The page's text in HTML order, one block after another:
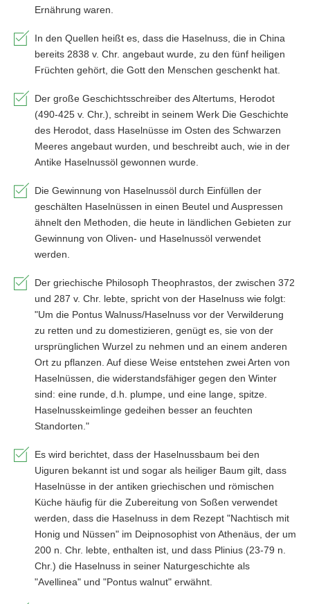
Ernährung waren.
In den Quellen heißt es, dass die Haselnuss, die in China
bereits 2838 v. Chr. angebaut wurde, zu den fünf heiligen
Früchten gehört, die Gott den Menschen geschenkt hat.
Der große Geschichtsschreiber des Altertums, Herodot
(490-425 v. Chr.), schreibt in seinem Werk Die Geschichte
des Herodot, dass Haselnüsse im Osten des Schwarzen
Meeres angebaut wurden, und beschreibt auch, wie in der
Antike Haselnussöl gewonnen wurde.
Die Gewinnung von Haselnussöl durch Einfüllen der
geschälten Haselnüssen in einen Beutel und Auspressen
ähnelt den Methoden, die heute in ländlichen Gebieten zur
Gewinnung von Oliven- und Haselnussöl verwendet
werden.
Der griechische Philosoph Theophrastos, der zwischen 372
und 287 v. Chr. lebte, spricht von der Haselnuss wie folgt:
"Um die Pontus Walnuss/Haselnuss vor der Verwilderung
zu retten und zu domestizieren, genügt es, sie von der
ursprünglichen Wurzel zu nehmen und an einem anderen
Ort zu pflanzen. Auf diese Weise entstehen zwei Arten von
Haselnüssen, die widerstandsfähiger gegen den Winter
sind: eine runde, d.h. plumpe, und eine lange, spitze.
Haselnusskeimlinge gedeihen besser an feuchten
Standorten."
Es wird berichtet, dass der Haselnussbaum bei den
Uiguren bekannt ist und sogar als heiliger Baum gilt, dass
Haselnüsse in der antiken griechischen und römischen
Küche häufig für die Zubereitung von Soßen verwendet
werden, dass die Haselnuss in dem Rezept "Nachtisch mit
Honig und Nüssen" im Deipnosophist von Athenäus, der um
200 n. Chr. lebte, enthalten ist, und dass Plinius (23-79 n.
Chr.) die Haselnuss in seiner Naturgeschichte als
"Avellinea" und "Pontus walnut" erwähnt.